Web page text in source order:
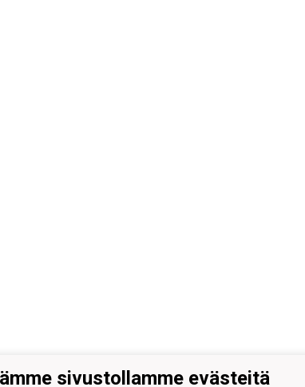
sivustollamme evästeitä